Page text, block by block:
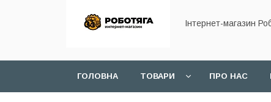
Інтернет-магазин
ГОЛОВНА ТОВАРИ ПРО НАС